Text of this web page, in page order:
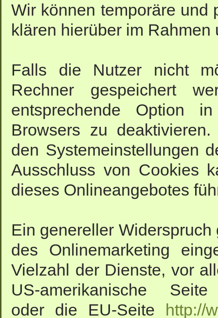
Wir können temporäre und
klären hierüber im
Falls die Nutzer nicht
Rechner gespeichert
entsprechende Option
Browsers zu
den Systemeinstellungen
Ausschluss von Cookies
dieses Onlineangebotes
Ein genereller
des Onlinemarketing
Vielzahl der Dienste, vor
US-amerikanische
oder die EU-Seite http://